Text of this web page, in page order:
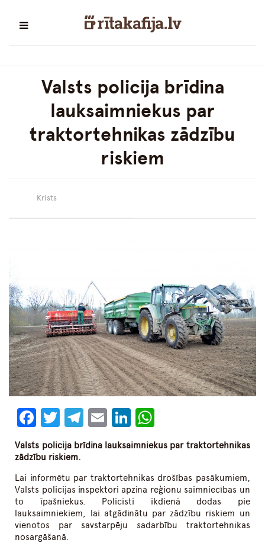
Valsts policija brīdina
lauksaimniekus par
traktortehnikas zādzību
riskiem
Krists
Facebook
Twitter
Telegram
EmailLinkedIn
Valsts policija brīdina lauksaimniekus par traktortehnikas
zādzību riskiem.
Lai informētu par traktortehnikas drošības pasākumiem,
Valsts policijas inspektori apzina reģionu saimniecības un
to īpašniekus. Policisti ikdienā dodas pie
lauksaimniekiem, lai atgādinātu par zādzību riskiem un
vienotos par savstarpēju sadarbību traktortehnikas
nosargāšanā.